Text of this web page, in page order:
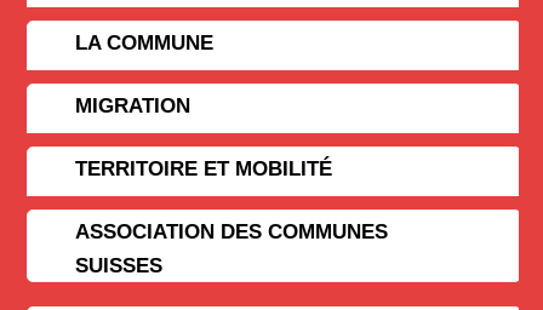
LA COMMUNE
MIGRATION
TERRITOIRE ET MOBILITÉ
ASSOCIATION DES COMMUNES
SUISSES